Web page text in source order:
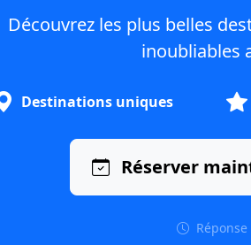
Découvrez les plus belles
inoubliables
Destinations uniques
Réserver